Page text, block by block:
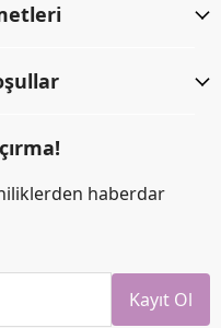
haberdar
Kayıt Ol